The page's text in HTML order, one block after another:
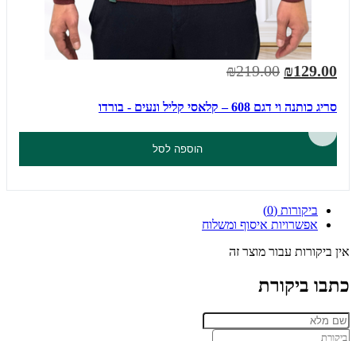
₪129.00
₪219.00
סריג כותנה וי דגם 608 – קלאסי קליל ונעים - בורדו
הוספה לסל
ביקורות (0)
אפשרויות איסוף ומשלוח
אין ביקורות עבור מוצר זה
כתבו ביקורת